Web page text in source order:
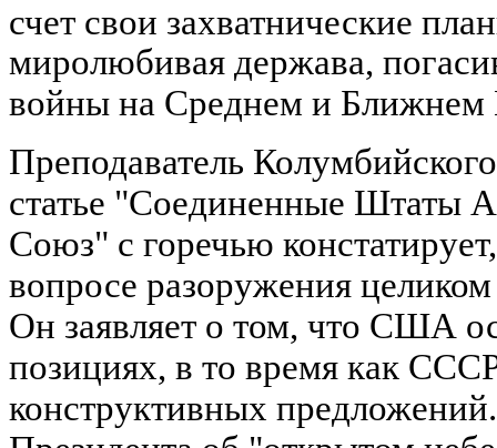
счет свои захватнические
миролюбивая держава,
войны на Среднем и Ближнем
Преподаватель
статье "Соединенные Штаты
Союз" с горечью
вопросе разоружения
Он заявляет о том, что США
позициях, в то время как
конструктивных